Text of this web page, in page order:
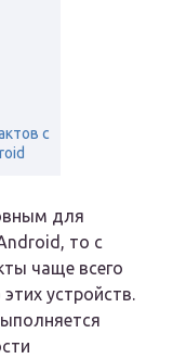
с
для
то с
чаще всего
устройств.